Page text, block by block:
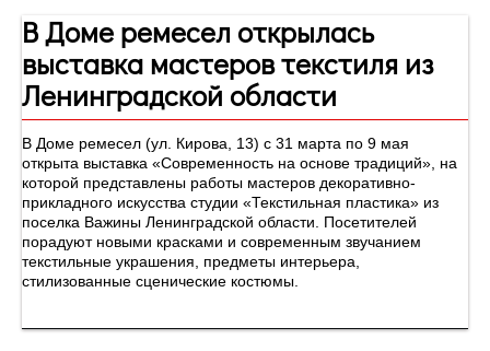
В Доме ремесел открылась
выставка мастеров текстиля из
Ленинградской области
В Доме ремесел (ул. Кирова, 13) с 31 марта по 9 мая
открыта выставка «Современность на основе традиций», на
которой представлены работы мастеров декоративно-
прикладного искусства студии «Текстильная пластика» из
поселка Важины Ленинградской области. Посетителей
порадуют новыми красками и современным звучанием
текстильные украшения, предметы интерьера,
стилизованные сценические костюмы.